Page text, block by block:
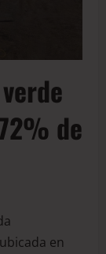
de
en